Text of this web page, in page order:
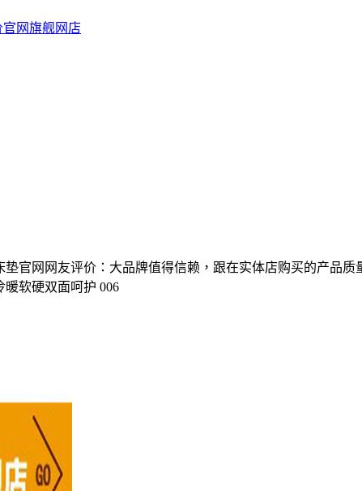
旗舰网店
官网网友评价：大品牌值得信赖，跟在实体店购买的产品
暖软硬双面呵护 006